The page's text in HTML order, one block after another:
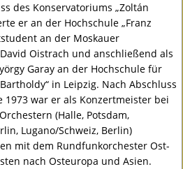
des Konservatoriums „Zoltán
er an der Hochschule „Franz
an der Moskauer
Oistrach und anschließend als
Garay an der Hochschule für
in Leipzig. Nach Abschluss
1973 war er als Konzertmeister bei
(Halle, Potsdam,
Lugano/Schweiz, Berlin)
mit dem Rundfunkorchester Ost-
nach Osteuropa und Asien.